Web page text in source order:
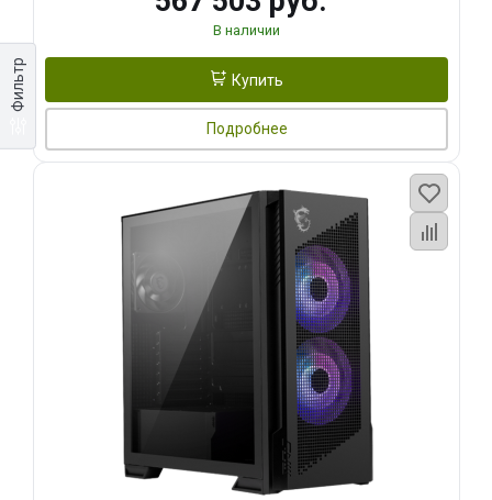
Фильтр
В наличии
Купить
Подробнее